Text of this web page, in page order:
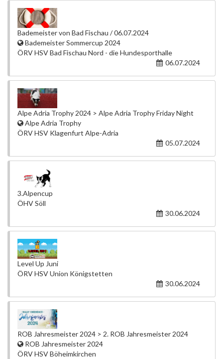
Bademeister von Bad Fischau / 06.07.2024
Bademeister Sommercup 2024
ÖRV HSV Bad Fischau Nord - die Hundesporthalle
06.07.2024
Alpe Adria Trophy 2024 > Alpe Adria Trophy Friday Night
Alpe Adria Trophy
ÖRV HSV Klagenfurt Alpe-Adria
05.07.2024
3.Alpencup
ÖHV Söll
30.06.2024
Level Up Juni
ÖRV HSV Union Königstetten
30.06.2024
ROB Jahresmeister 2024 > 2. ROB Jahresmeister 2024
ROB Jahresmeister 2024
ÖRV HSV Böheimkirchen